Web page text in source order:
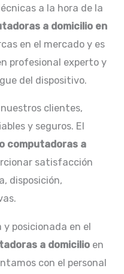
a la hora de la
a domicilio en
en el mercado y es
profesional experto y
del dispositivo.
clientes,
y seguros. El
computadoras a
satisfacción
disposición,
posicionada en el
a domicilio en
con el personal